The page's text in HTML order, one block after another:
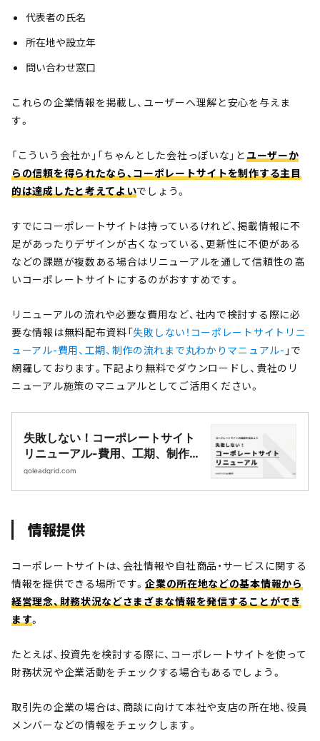
代表者の氏名
所在地や設立年
問い合わせ窓口
これらの企業情報を掲載し、ユーザーへ理解と安心を与えま
す。
「こういう会社か」「ちゃんとした会社っぽいな」とユーザーか
らの信頼を得られたなら、コーポレートサイトを制作する主目
的は達成したと考えてよいでしょう。
すでにコーポレートサイトは持っているけれど、掲載情報に不
足があったりデザインが古くなっている、更新性に不便がある
などの課題が複数ある場合はリニューアルを通して信頼性の高
いコーポレートサイトにするのがおすすめです。
リニューアルの流れや必要な費用など、社内で検討する際に必
要な情報は無料配布資料「失敗しない！コーポレートサイトリニ
ューアル-費用、工期、制作の流れまで丸わかりマニュアル- 」で
網羅しております。下記より無料でダウンロードし、貴社のリ
ニューアル施策のマニュアルとしてご活用ください。
失敗しない！コーポレートサイト
リニューアル-費用、工期、制作の
流れまで丸わかりマニュアル-
goleadgrid.com
情報提供
コーポレートサイトは、会社情報や自社商品・サービスに関する
情報を提供できる場所です。企業の所在地などの基本情報から
経営理念、財務状況などさまざまな情報を発信することができ
ます。
たとえば、投資先を検討する際に、コーポレートサイトを使って
財務状況や企業活動をチェックする場合もあるでしょう。
取引先の企業の場合は、商談に向けて本社や支店の所在地、役員
メンバーなどの情報をチェックします。